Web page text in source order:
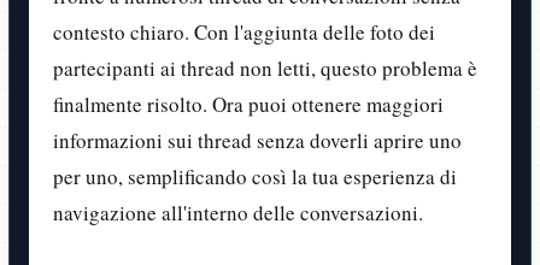
contesto chiaro. Con l'aggiunta delle foto dei
partecipanti ai thread non letti, questo problema è
finalmente risolto. Ora puoi ottenere maggiori
informazioni sui thread senza doverli aprire uno
per uno, semplificando così la tua esperienza di
navigazione all'interno delle conversazioni.